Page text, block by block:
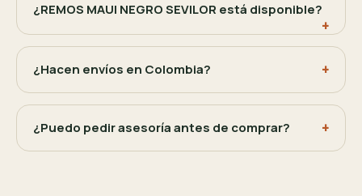
¿REMOS MAUI NEGRO SEVILOR está disponible?
¿Hacen envíos en Colombia?
¿Puedo pedir asesoría antes de comprar?